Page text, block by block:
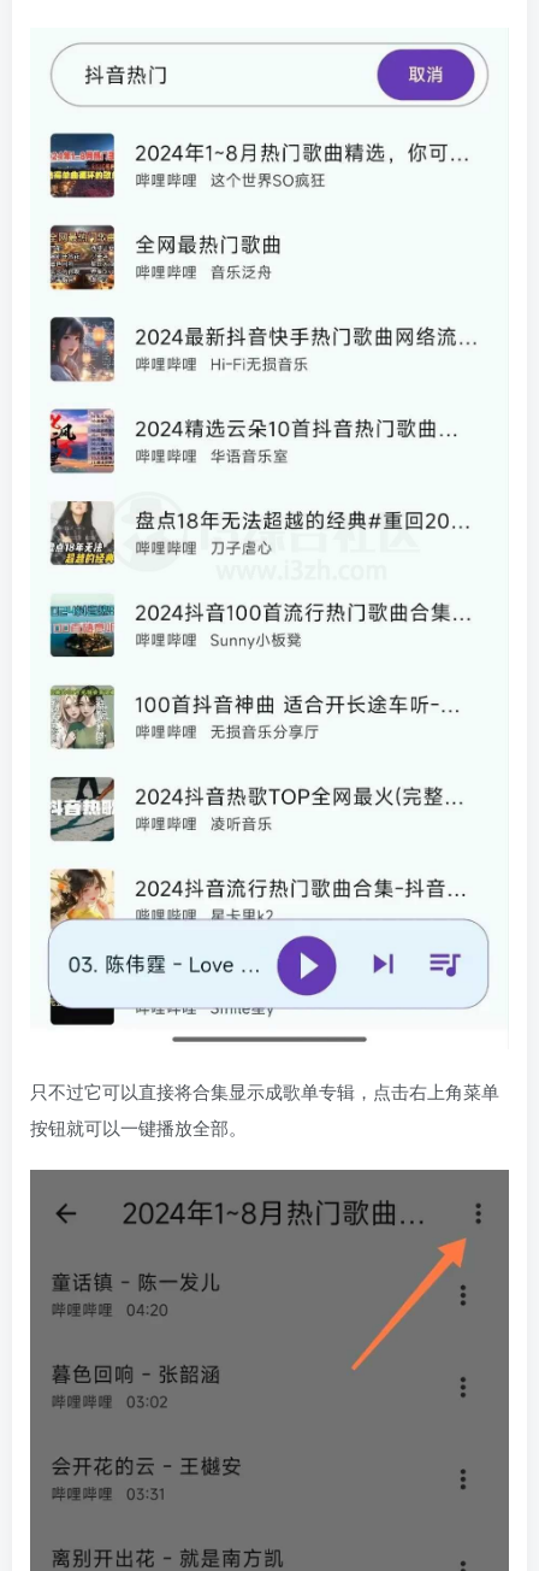
只不过它可以直接将合集显示成歌单专辑，点击右上角菜单
按钮就可以一键播放全部。